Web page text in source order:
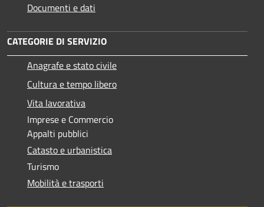
Documenti e dati
CATEGORIE DI SERVIZIO
Anagrafe e stato civile
Cultura e tempo libero
Vita lavorativa
Imprese e Commercio
Appalti pubblici
Catasto e urbanistica
Turismo
Mobilità e trasporti